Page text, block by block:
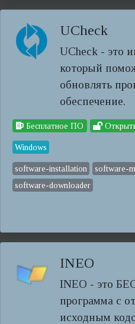
UCheck
UCheck - это
который
обновлять
обеспечение.
Бесплатное ПО
Windows
software-installation software-
software-downloader
INEO
INEO - это
программа с
исходным